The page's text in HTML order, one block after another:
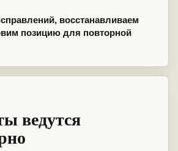
восстанавливаем
позицию для повторной
ведутся